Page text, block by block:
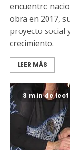
encuentro
obra en 2017,
proyecto social
crecimiento.
LEER MÁS
3 min de